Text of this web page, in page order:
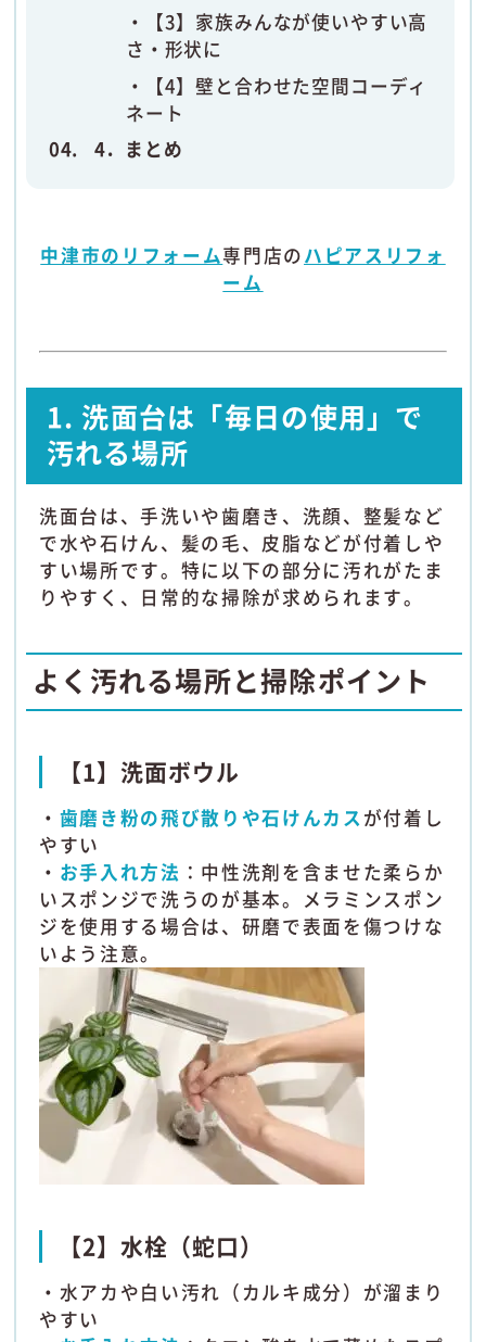
【3】家族みんなが使いやすい高
さ・形状に
【4】壁と合わせた空間コーディ
ネート
4．まとめ
中津市のリフォーム専門店のハピアスリフォ
ーム
1. 洗面台は「毎日の使用」で
汚れる場所
洗面台は、手洗いや歯磨き、洗顔、整髪など
で水や石けん、髪の毛、皮脂などが付着しや
すい場所です。特に以下の部分に汚れがたま
りやすく、日常的な掃除が求められます。
よく汚れる場所と掃除ポイント
【1】洗面ボウル
・ 歯磨き粉の飛び散りや石けんカスが付着し
やすい
・ お手入れ方法 ：中性洗剤を含ませた柔らか
いスポンジで洗うのが基本。メラミンスポン
ジを使用する場合は、研磨で表面を傷つけな
いよう注意。
【2】水栓（蛇口）
・水アカや白い汚れ（カルキ成分）が溜まり
やすい